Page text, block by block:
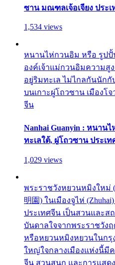
ซาน มณฑลเจ้อเจียง ประเ
1,534 views
หนานไห่กวนอิม หรือ รูปปั้
องค์เจ้าแม่กวนอิมความสู
อยู่ริมทะเล ไม่ไกลกันนักกั
บนเกาะผู่โถวซาน เมืองโ
จีน
Nanhai Guanyin : หนาน
ทะเลใต้, ผู่โถวซาน ประเท
1,029 views
พระราชวังหยวนหมิงใหม่
明園) ในเมืองจูไห่
ประเทศจีน เป็นสวนและส
บันดาลใจจากพระราชวังฤดู
หรือหยวนหมิงหยวนในก
ใหญ่ใจกลางเมืองแห่งนี้มี
จีน สวนสนุก และการแสดง